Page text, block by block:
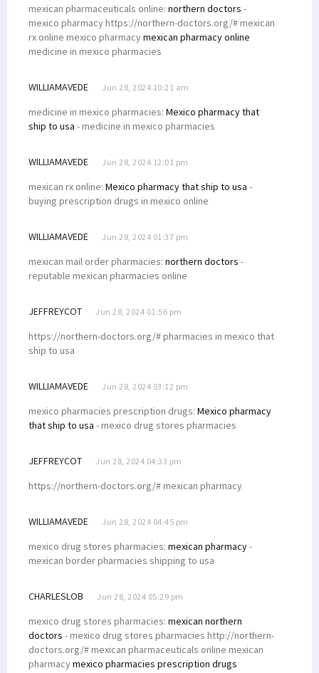
mexican pharmaceuticals online: northern doctors -
mexico pharmacy https://northern-doctors.org/# mexican
rx online mexico pharmacymexican pharmacy online
medicine in mexico pharmacies
WILLIAMAVEDE Jun 28, 2024 10:21 am
medicine in mexico pharmacies: Mexico pharmacy that
ship to usa - medicine in mexico pharmacies
WILLIAMAVEDE Jun 28, 2024 12:01 pm
mexican rx online: Mexico pharmacy that ship to usa -
buying prescription drugs in mexico online
WILLIAMAVEDE Jun 28, 2024 01:37 pm
mexican mail order pharmacies: northern doctors -
reputable mexican pharmacies online
JEFFREYCOT Jun 28, 2024 01:56 pm
https://northern-doctors.org/# pharmacies in mexico that
ship to usa
WILLIAMAVEDE Jun 28, 2024 03:12 pm
mexico pharmacies prescription drugs: Mexico pharmacy
that ship to usa - mexico drug stores pharmacies
JEFFREYCOT Jun 28, 2024 04:33 pm
https://northern-doctors.org/# mexican pharmacy
WILLIAMAVEDE Jun 28, 2024 04:45 pm
mexico drug stores pharmacies: mexican pharmacy-
mexican border pharmacies shipping to usa
CHARLESLOB Jun 28, 2024 05:29 pm
mexico drug stores pharmacies: mexican northern
doctors - mexico drug stores pharmacies http://northern-
doctors.org/# mexican pharmaceuticals online mexican
pharmacymexico pharmacies prescription drugs